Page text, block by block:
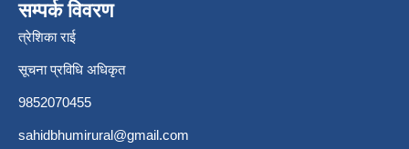
सम्पर्क विवरण
त्रेशिका राई
सूचना प्रविधि अधिकृत
9852070455
sahidbhumirural@gmail.com